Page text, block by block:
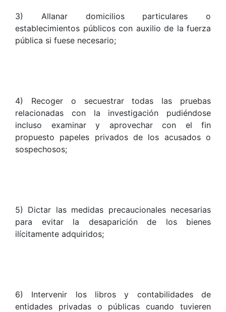
3) Allanar domicilios particulares o
establecimientos públicos con auxilio de la fuerza
pública si fuese necesario;
4) Recoger o secuestrar todas las pruebas
relacionadas con la investigación pudiéndose
incluso examinar y aprovechar con el fin
propuesto papeles privados de los acusados o
sospechosos;
5) Dictar las medidas precaucionales necesarias
para evitar la desaparición de los bienes
ilícitamente adquiridos;
6) Intervenir los libros y contabilidades de
entidades privadas o públicas cuando tuvieren